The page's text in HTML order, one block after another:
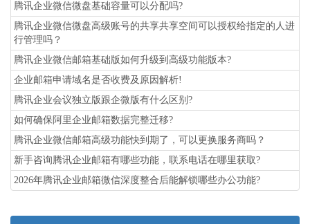
腾讯企业微信微盘基础容量可以分配吗?
腾讯企业微信微盘高级账号的共享共享空间可以授权给指定的人进
行管理吗？
腾讯企业微信邮箱基础版如何升级到高级功能版本?
企业邮箱申请域名是否收费及原因解析!
腾讯企业会议独立版跟企微版有什么区别?
如何确保阿里企业邮箱数据完整迁移?
腾讯企业微信邮箱高级功能‌快到期了，可以更换服务商吗？
新手咨询腾讯企业邮箱有哪些功能，联系电话在哪里获取?
2026年腾讯企业邮箱微信深度整合后能解锁哪些办公功能?